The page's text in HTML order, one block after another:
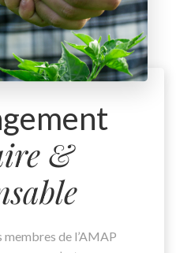
&
membres de l’AMAP